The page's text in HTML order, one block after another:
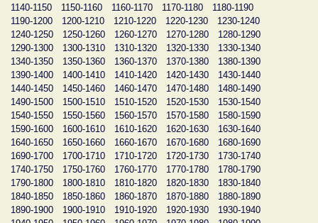
1140-1150
1150-1160 1160-1170 1170-1180
1180-1190
1190-1200
1200-1210 1210-1220 1220-1230
1230-1240
1240-1250
1250-1260 1260-1270 1270-1280
1280-1290
1290-1300
1300-1310 1310-1320 1320-1330
1330-1340
1340-1350
1350-1360 1360-1370 1370-1380
1380-1390
1390-1400
1400-1410 1410-1420 1420-1430
1430-1440
1440-1450
1450-1460 1460-1470 1470-1480
1480-1490
1490-1500
1500-1510 1510-1520 1520-1530
1530-1540
1540-1550
1550-1560 1560-1570 1570-1580
1580-1590
1590-1600
1600-1610 1610-1620 1620-1630
1630-1640
1640-1650
1650-1660 1660-1670 1670-1680
1680-1690
1690-1700
1700-1710 1710-1720 1720-1730
1730-1740
1740-1750
1750-1760 1760-1770 1770-1780
1780-1790
1790-1800
1800-1810 1810-1820 1820-1830
1830-1840
1840-1850
1850-1860 1860-1870 1870-1880
1880-1890
1890-1900
1900-1910 1910-1920 1920-1930
1930-1940